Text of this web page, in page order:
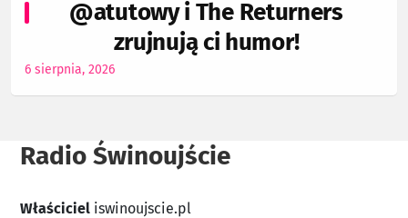
@atutowy i The Returners
zrujnują ci humor!
6 sierpnia, 2026
Radio Świnoujście
Właściciel iswinoujscie.pl